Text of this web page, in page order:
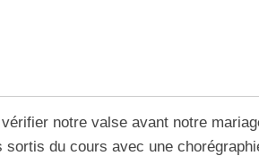
notre valse avant notre
du cours avec une